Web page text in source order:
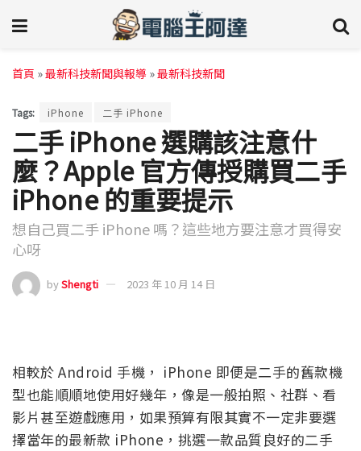
首頁 »最新科技新聞與報導 »最新科技新聞
Tags: iPhone 二手 iPhone
二手 iPhone 選購該注意什
麼？Apple 官方傳授購買二手
iPhone 的重要提示
想自己買二手 iPhone 嗎？這些地方要注意才買得安
心呀
byShengti 2023 年 10 月 14 日
相較於 Android 手機， iPhone 即便是二手的舊款機
型也能順順地使用好幾年，像是一般拍照、社群、看
影片甚至遊戲應用，如果預算有限其實不一定非要選
擇當年的最新款 iPhone，挑選一款品質良好的二手